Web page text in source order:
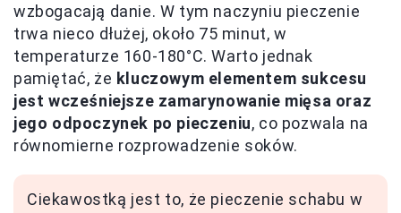
wzbogacają danie. W tym naczyniu pieczenie
trwa nieco dłużej, około 75 minut, w
temperaturze 160-180°C. Warto jednak
pamiętać, że kluczowym elementem sukcesu
jest wcześniejsze zamarynowanie mięsa oraz
jego odpoczynek po pieczeniu, co pozwala na
równomierne rozprowadzenie soków.
Ciekawostką jest to, że pieczenie schabu w